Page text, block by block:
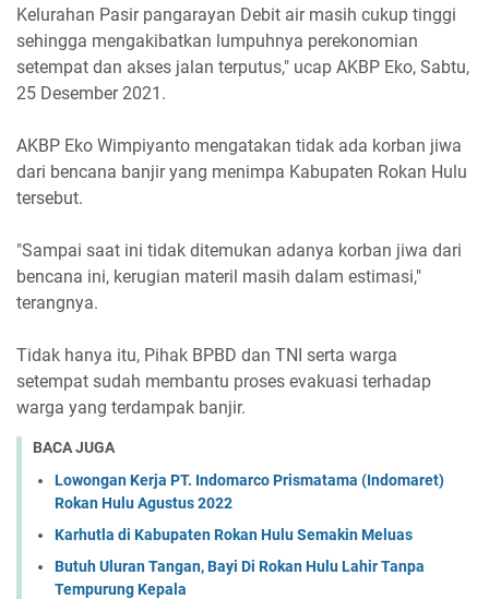
Kelurahan Pasir pangarayan Debit air masih cukup tinggi
sehingga mengakibatkan lumpuhnya perekonomian
setempat dan akses jalan terputus," ucap AKBP Eko, Sabtu,
25 Desember 2021.
AKBP Eko Wimpiyanto mengatakan tidak ada korban jiwa
dari bencana banjir yang menimpa Kabupaten Rokan Hulu
tersebut.
"Sampai saat ini tidak ditemukan adanya korban jiwa dari
bencana ini, kerugian materil masih dalam estimasi,"
terangnya.
Tidak hanya itu, Pihak BPBD dan TNI serta warga
setempat sudah membantu proses evakuasi terhadap
warga yang terdampak banjir.
BACA JUGA
Lowongan Kerja PT. Indomarco Prismatama (Indomaret)
Rokan Hulu Agustus 2022
Karhutla di Kabupaten Rokan Hulu Semakin Meluas
Butuh Uluran Tangan, Bayi Di Rokan Hulu Lahir Tanpa
Tempurung Kepala